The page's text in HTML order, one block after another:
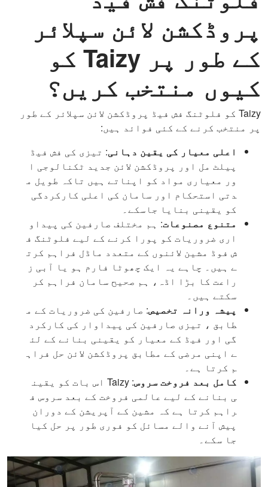
پروڈکشن لائن سپلائر
کے طور پر Taizy کو
کیوں منتخب کریں؟
Taizy کو فلوٹنگ فش فیڈ پروڈکشن لائن سپلائر کے طور
پر منتخب کرنے کے کئی فوائد ہیں:
اعلی معیار کی یقین دہانی: تیزی کی فش فیڈ
پیلٹ مل اور پروڈکشن لائن جدید ٹکنالوجی ا
ور معیاری مواد کو اپناتے ہیں تاکہ طویل م
دتی استحکام اور سامان کی اعلی کارکردگی
کو یقینی بنایا جاسکے۔
متنوع مصنوعات: ہم مختلف صارفین کی پیداو
اری ضروریات کو پورا کرنے کے لیے فلوٹنگ ف
ش فوڈ مشین لائنوں کے متعدد ماڈل فراہم کرت
ے ہیں۔ چاہے یہ ایک چھوٹا فارم ہو یا آبی ز
راعت کا بڑا اڈہ، ہم صحیح سامان فراہم کر
سکتے ہیں۔
پیشہ ورانہ تخصیص: صارفین کی ضروریات کے م
طابق ، تیزی صارفین کی پیداوار کی کارکرد
گی اور فیڈ کے معیار کو یقینی بنانے کے لئ
ے اپنی مرضی کے مطابق پروڈکشن لائن حل فراہ
م کرتا ہے۔
کامل بعد فروخت سروس
: Taizy اس بات کو یقین
ی بنانے کے لیے عالمی فروخت کے بعد سروس ف
راہم کرتا ہے کہ مشین کے آپریشن کے دوران
پیش آنے والے مسائل کو فوری طور پر حل کیا
جا سکے۔